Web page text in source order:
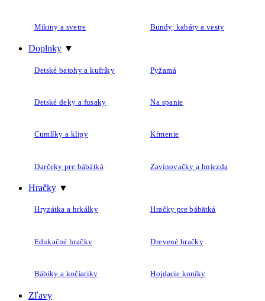
Mikiny a svetre Bundy, kabáty a vesty
Doplnky ▼
Detské batohy a kufríky Pyžamá
Detské deky a fusaky Na spanie
Cumlíky a klipy Kŕmenie
Darčeky pre bábätká Zavinovačky a hniezda
Hračky ▼
Hryzátka a hrkálky Hračky pre bábätká
Edukačné hračky Drevené hračky
Bábiky a kočiariky Hojdacie koníky
Zľavy